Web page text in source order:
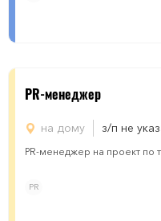
PR-менеджер
на дому з/п не
PR-менеджер на проект по
PR